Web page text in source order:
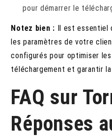
pour démarrer le
Notez bien : Il est essentiel
les paramètres de votre
configurés pour optimiser
téléchargement et garantir
FAQ sur
Réponses